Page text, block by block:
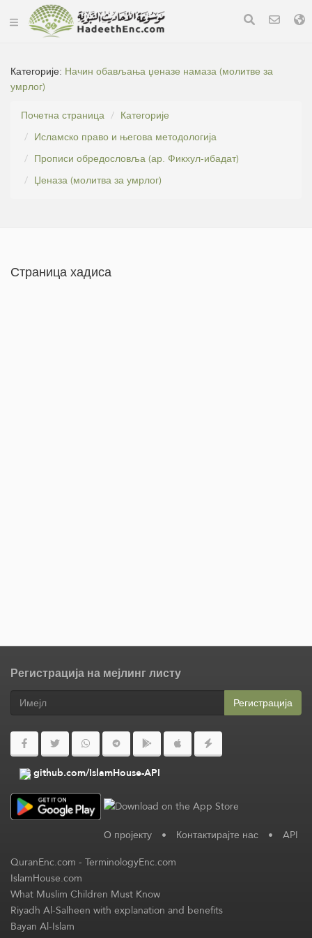
Категорије: Начин обављања џеназе намаза (молитве за
умрлог)
Почетна страница
Категорије
Исламско право и његова методологија
Прописи обредословља (ар. Фикхул-ибадат)
Џеназа (молитва за умрлог)
Страница хадиса
Регистрација на мејлинг листу
Регистрација
github.com/IslamHouse-API
О пројекту • Контактирајте нас • API
QuranEnc.com-TerminologyEnc.com
IslamHouse.com
What Muslim Children Must Know
Riyadh Al-Salheen with explanation and benefits
Bayan Al-Islam